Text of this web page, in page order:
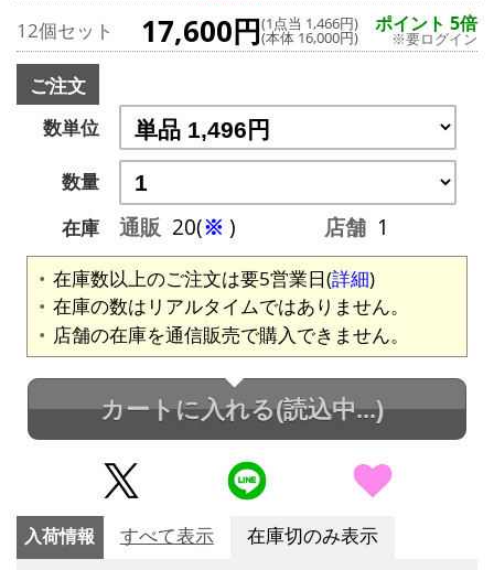
12個セット 17,600円(1点当 1,466円)
(本体 16,000円)
ポイント 5倍
※要ログイン
ご注文
数単位
数量
在庫
通販 20(※ ) 店舗 1
在庫数以上のご注文は要5営業日(詳細)
在庫の数はリアルタイムではありません。
店舗の在庫を通信販売で購入できません。
カートに入れる(読込中...)
入荷情報 すべて表示 在庫切のみ表示